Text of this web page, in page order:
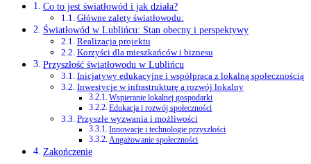
Co to jest światłowód i jak działa?
Główne zalety światłowodu:
Światłowód w Lublińcu: Stan obecny i perspektywy
Realizacja projektu
Korzyści dla mieszkańców i biznesu
Przyszłość światłowodu w Lublińcu
Inicjatywy edukacyjne i współpraca z lokalną społecznością
Inwestycje w infrastrukturę a rozwój lokalny
Wspieranie lokalnej gospodarki
Edukacja i rozwój społeczności
Przyszłe wyzwania i możliwości
Innowacje i technologie przyszłości
Angażowanie społeczności
Zakończenie